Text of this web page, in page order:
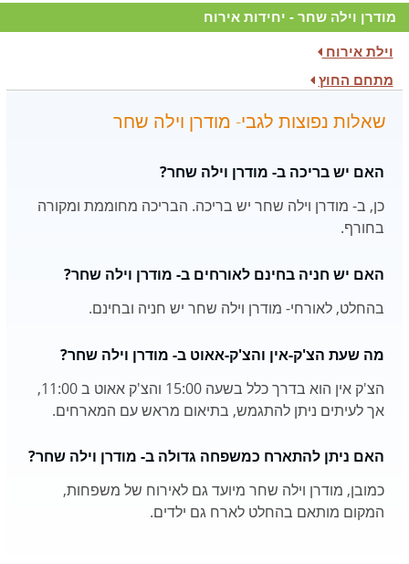
מודרן וילה שחר - יחידות אירוח
וילת אירוח
מתחם החוץ
שאלות נפוצות לגבי- מודרן וילה שחר
האם יש בריכה ב- מודרן וילה שחר?
כן, ב- מודרן וילה שחר יש בריכה. הבריכה מחוממת ומקורה
בחורף.
האם יש חניה בחינם לאורחים ב- מודרן וילה שחר?
בהחלט, לאורחי- מודרן וילה שחר יש חניה ובחינם.
מה שעת הצ'ק-אין והצ'ק-אאוט ב- מודרן וילה שחר?
הצ'ק אין הוא בדרך כלל בשעה 15:00 והצ'ק אאוט ב 11:00,
אך לעיתים ניתן להתגמש, בתיאום מראש עם המארחים.
האם ניתן להתארח כמשפחה גדולה ב- מודרן וילה שחר?
כמובן, מודרן וילה שחר מיועד גם לאירוח של משפחות,
המקום מותאם בהחלט לארח גם ילדים.